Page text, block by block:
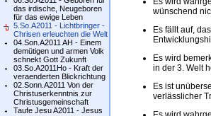
das irdische, Neugeboren
für das ewige Leben
5.So.A2011 - Lichtbringer -
Chrisen erleuchten die Welt
04.Son.A2011 AH - Einem
demütigen und armen Volk
schnekt Gott Zukunft
03.So.A2011Ho - Kraft der
veraenderten Blickrichtung
02.Sonn.A2011 Von der
Christuserkenntnis zur
Christusgemeinschaft
Taufe Jesu A2011 - Jesus
wünschend
Es fällt auf,
Es wird
in der 3. Welt
Es ist
verlässlicher